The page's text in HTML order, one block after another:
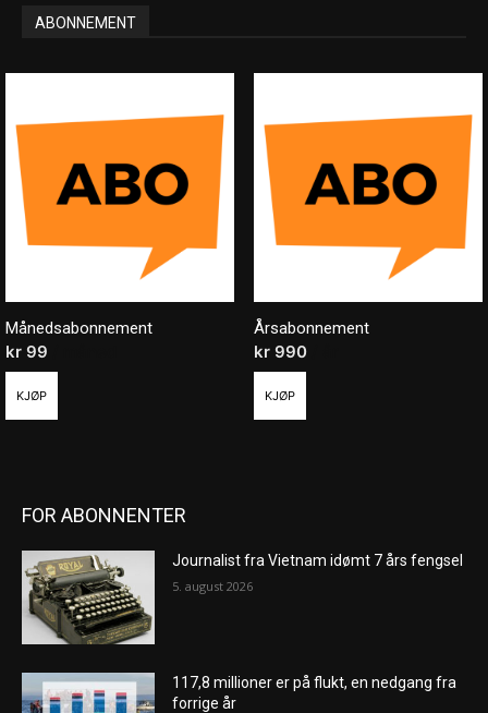
ABONNEMENT
Månedsabonnement
kr 99
KJØP
Årsabonnement
kr990
KJØP
FOR ABONNENTER
Journalist fra Vietnam idømt 7 års fengsel
5. august 2026
117,8 millioner er på flukt, en nedgang fra
forrige år